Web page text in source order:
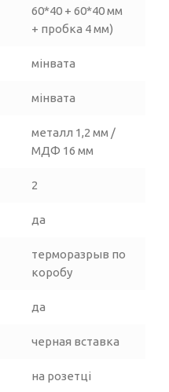
60*40 + 60*40 мм
+ пробка 4 мм)
мінвата
мінвата
металл 1,2 мм /
МДФ 16 мм
2
да
терморазрыв по
коробу
да
черная вставка
на розетці